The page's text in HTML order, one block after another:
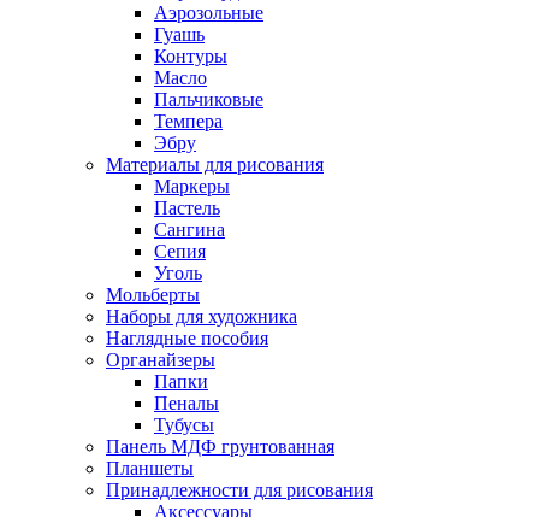
Аэрозольные
Гуашь
Контуры
Масло
Пальчиковые
Темпера
Эбру
Материалы для рисования
Маркеры
Пастель
Сангина
Сепия
Уголь
Мольберты
Наборы для художника
Наглядные пособия
Органайзеры
Папки
Пеналы
Тубусы
Панель МДФ грунтованная
Планшеты
Принадлежности для рисования
Аксессуары